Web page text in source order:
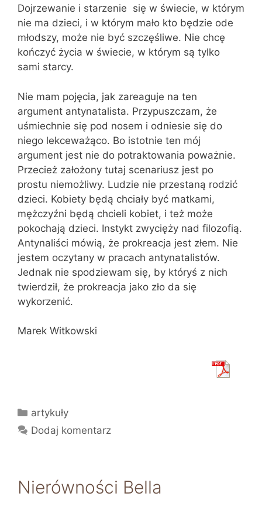
Dojrzewanie i starzenie się w świecie, w którym
nie ma dzieci, i w którym mało kto będzie ode
młodszy, może nie być szczęśliwe. Nie chcę
kończyć życia w świecie, w którym są tylko
sami starcy.
Nie mam pojęcia, jak zareaguje na ten
argument antynatalista. Przypuszczam, że
uśmiechnie się pod nosem i odniesie się do
niego lekceważąco. Bo istotnie ten mój
argument jest nie do potraktowania poważnie.
Przecież założony tutaj scenariusz jest po
prostu niemożliwy. Ludzie nie przestaną rodzić
dzieci. Kobiety będą chciały być matkami,
mężczyźni będą chcieli kobiet, i też może
pokochają dzieci. Instykt zwycięży nad filozofią.
Antynaliści mówią, że prokreacja jest złem. Nie
jestem oczytany w pracach antynatalistów.
Jednak nie spodziewam się, by któryś z nich
twierdził, że prokreacja jako zło da się
wykorzenić.
Marek Witkowski
Kategorie
artykuły
Dodaj komentarz
Nierówności Bella